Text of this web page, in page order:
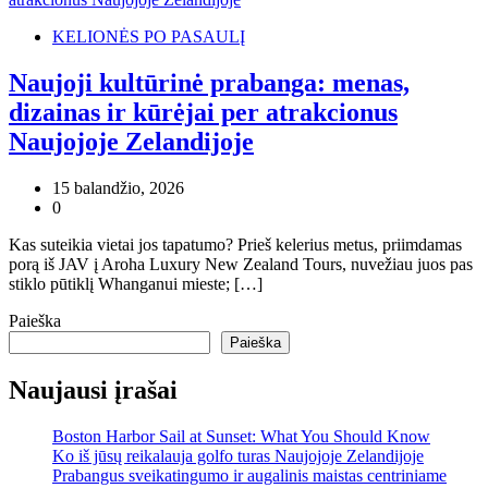
KELIONĖS PO PASAULĮ
Naujoji kultūrinė prabanga: menas,
dizainas ir kūrėjai per atrakcionus
Naujojoje Zelandijoje
15 balandžio, 2026
0
Kas suteikia vietai jos tapatumo? Prieš kelerius metus, priimdamas
porą iš JAV į Aroha Luxury New Zealand Tours, nuvežiau juos pas
stiklo pūtiklį Whanganui mieste; […]
Paieška
Paieška
Naujausi įrašai
Boston Harbor Sail at Sunset: What You Should Know
Ko iš jūsų reikalauja golfo turas Naujojoje Zelandijoje
Prabangus sveikatingumo ir augalinis maistas centriniame